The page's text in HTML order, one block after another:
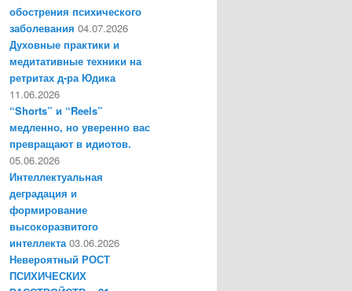
обострения психического
заболевания 04.07.2026
Духовные практики и
медитативные техники на
ретритах д-ра Юдика
11.06.2026
“Shorts” и “Reels”
медленно, но уверенно вас
превращают в идиотов.
05.06.2026
Интеллектуальная
деградация и
формирование
высокоразвитого
интеллекта 03.06.2026
Невероятный РОСТ
ПСИХИЧЕСКИХ